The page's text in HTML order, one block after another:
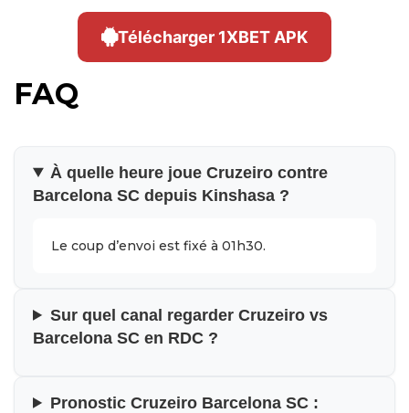
Télécharger 1XBET APK
FAQ
À quelle heure joue Cruzeiro contre
Barcelona SC depuis Kinshasa ?
Le coup d’envoi est fixé à 01h30.
Sur quel canal regarder Cruzeiro vs
Barcelona SC en RDC ?
Pronostic Cruzeiro Barcelona SC :